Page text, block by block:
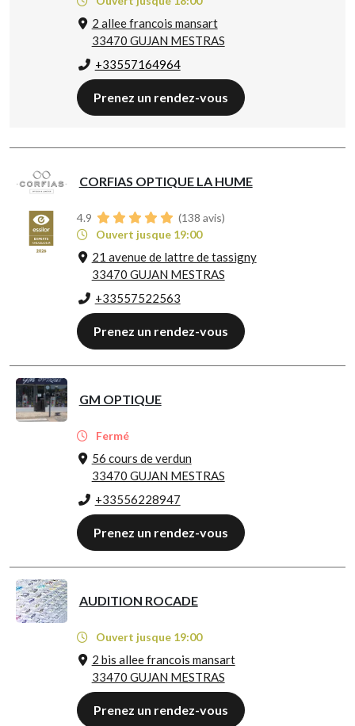
2 allee francois mansart
33470 GUJAN MESTRAS
+33557164964
Prenez un rendez-vous
CORFIAS OPTIQUE LA HUME
4.9 (138 avis)
Ouvert jusque 19:00
21 avenue de lattre de tassigny
33470 GUJAN MESTRAS
+33557522563
Prenez un rendez-vous
GM OPTIQUE
Fermé
56 cours de verdun
33470 GUJAN MESTRAS
+33556228947
Prenez un rendez-vous
AUDITION ROCADE
Ouvert jusque 19:00
2 bis allee francois mansart
33470 GUJAN MESTRAS
Prenez un rendez-vous